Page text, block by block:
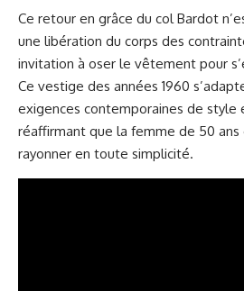
Ce retour en grâce du col Bardot
une libération du corps des
invitation à oser le vêtement pour
Ce vestige des années 1960
exigences contemporaines de style
réaffirmant que la femme de 50 ans
rayonner en toute simplicité.